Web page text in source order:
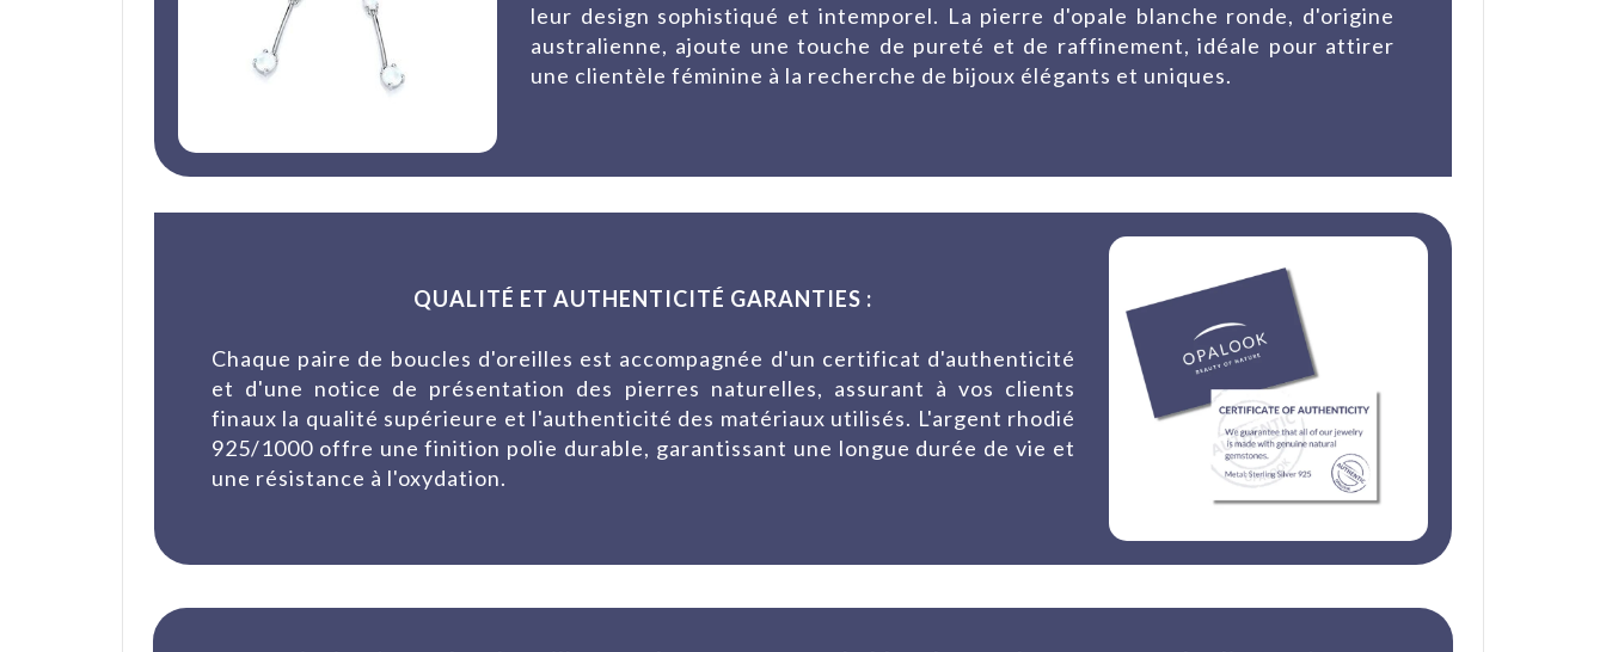
leur design sophistiqué et intemporel. La pierre d'opale blanche ronde, d'origine
australienne, ajoute une touche de pureté et de raffinement, idéale pour attirer
une clientèle féminine à la recherche de bijoux élégants et uniques.
QUALITÉ ET AUTHENTICITÉ GARANTIES :
Chaque paire de boucles d'oreilles est accompagnée d'un certificat d'authenticité
et d'une notice de présentation des pierres naturelles, assurant à vos clients
finaux la qualité supérieure et l'authenticité des matériaux utilisés. L'argent rhodié
925/1000 offre une finition polie durable, garantissant une longue durée de vie et
une résistance à l'oxydation.